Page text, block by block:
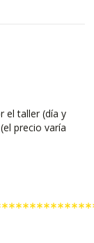
el taller (día y
precio varía